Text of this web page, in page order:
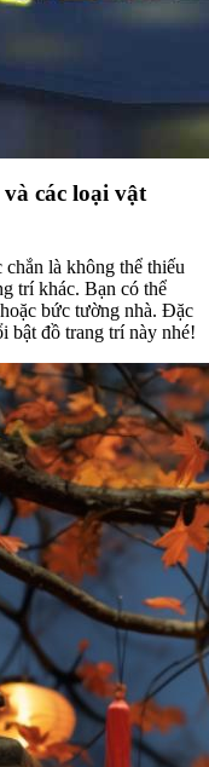
các loại vật
là không thể thiếu
trí khác. Bạn có thể
bức tường nhà. Đặc
bật đồ trang trí này nhé!